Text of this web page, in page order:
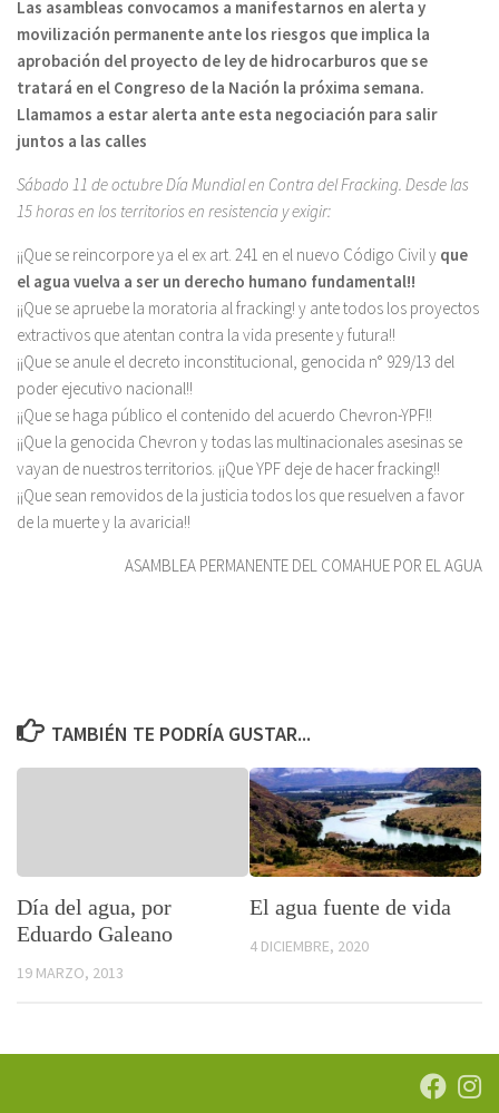
Las asambleas convocamos a manifestarnos en alerta y
movilización permanente ante los riesgos que implica la
aprobación del proyecto de ley de hidrocarburos que se
tratará en el Congreso de la Nación la próxima semana.
Llamamos a estar alerta ante esta negociación para salir
juntos a las calles
Sábado 11 de octubre Día Mundial en Contra del Fracking. Desde las
15 horas en los territorios en resistencia y exigir:
¡¡Que se reincorpore ya el ex art. 241 en el nuevo Código Civil y que
el agua vuelva a ser un derecho humano fundamental!!
¡¡Que se apruebe la moratoria al fracking! y ante todos los proyectos
extractivos que atentan contra la vida presente y futura!!
¡¡Que se anule el decreto inconstitucional, genocida n° 929/13 del
poder ejecutivo nacional!!
¡¡Que se haga público el contenido del acuerdo Chevron-YPF!!
¡¡Que la genocida Chevron y todas las multinacionales asesinas se
vayan de nuestros territorios. ¡¡Que YPF deje de hacer fracking!!
¡¡Que sean removidos de la justicia todos los que resuelven a favor
de la muerte y la avaricia!!
ASAMBLEA PERMANENTE DEL COMAHUE POR EL AGUA
TAMBIÉN TE PODRÍA GUSTAR...
Día del agua, por
Eduardo Galeano
19 MARZO, 2013
El agua fuente de vida
4 DICIEMBRE, 2020